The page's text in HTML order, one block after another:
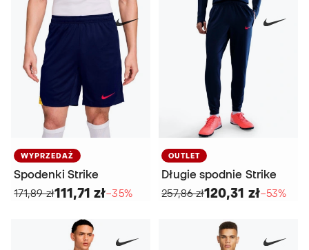
WYPRZEDAŻ
Spodenki Strike
171,89 zł111,71 zł−35%
OUTLET
Długie spodnie Strike
257,86 zł120,31 zł−53%